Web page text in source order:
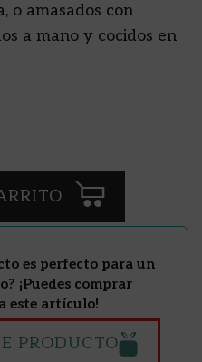
o amasados con
a mano y cocidos en
es perfecto para un
¡Puedes comprar
este artículo!
PRODUCTO